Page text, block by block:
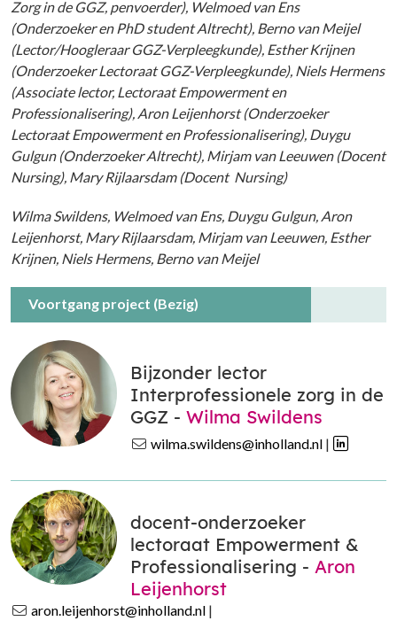
Zorg in de GGZ, penvoerder), Welmoed van Ens
(Onderzoeker en PhD student Altrecht), Berno van Meijel
(Lector/Hoogleraar GGZ-Verpleegkunde), Esther Krijnen
(Onderzoeker Lectoraat GGZ-Verpleegkunde), Niels Hermens
(Associate lector, Lectoraat Empowerment en
Professionalisering), Aron Leijenhorst (Onderzoeker
Lectoraat Empowerment en Professionalisering), Duygu
Gulgun (Onderzoeker Altrecht), Mirjam van Leeuwen (Docent
Nursing), Mary Rijlaarsdam (Docent Nursing)
Wilma Swildens, Welmoed van Ens, Duygu Gulgun, Aron
Leijenhorst, Mary Rijlaarsdam, Mirjam van Leeuwen, Esther
Krijnen, Niels Hermens, Berno van Meijel
Voortgang project (Bezig)
Bijzonder lector
Interprofessionele zorg in de
GGZ - Wilma Swildens
wilma.swildens@inholland.nl |
docent-onderzoeker
lectoraat Empowerment &
Professionalisering - Aron
Leijenhorst
aron.leijenhorst@inholland.nl |